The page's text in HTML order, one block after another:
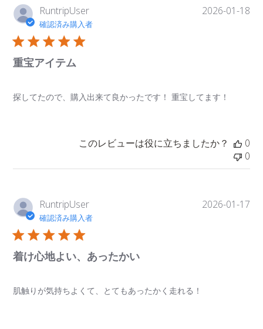
RuntripUser
確認済み購入者
重宝アイテム
探してたので、購入出来て良かったです！ 重宝してます！
公
2026-01-18
このレビューは役に立ちましたか？
0
0
RuntripUser
確認済み購入者
着け心地よい、あったかい
肌触りが気持ちよくて、とてもあったかく走れる！
公
2026-01-17